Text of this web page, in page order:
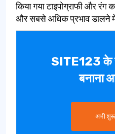
किया गया टाइपोग्राफी और रंग
और सबसे अधिक प्रभाव डालने
SITE123 के
बनाना
अभी